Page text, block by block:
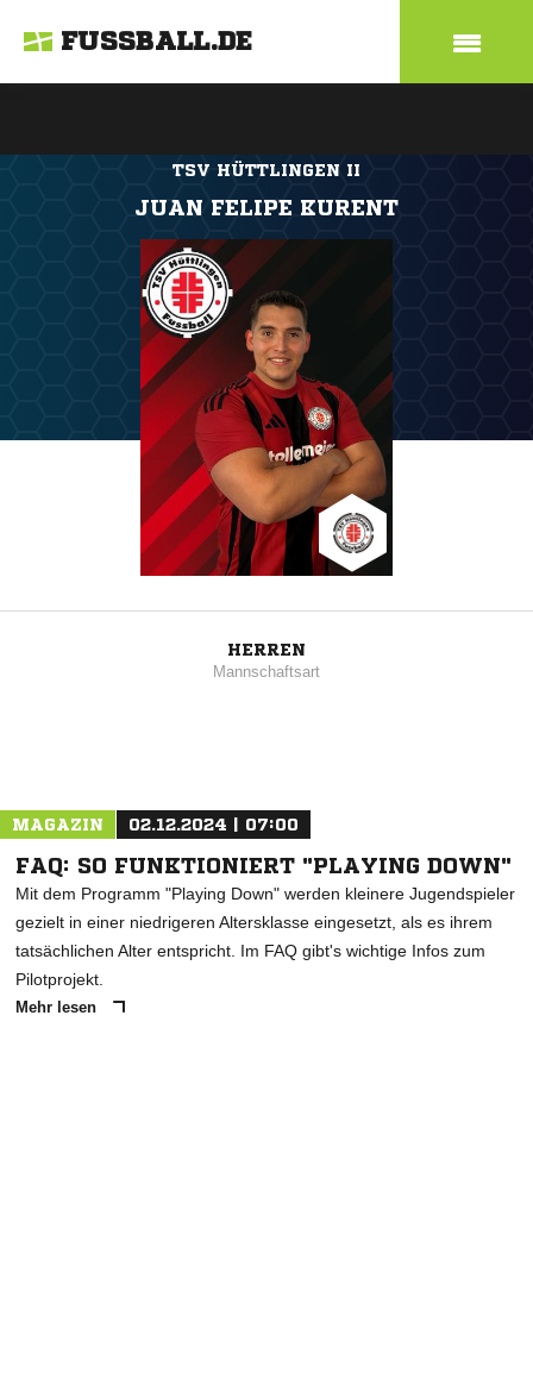
FUSSBALL.DE
TSV HÜTTLINGEN II
JUAN FELIPE KURENT
HERREN
Mannschaftsart
MAGAZIN 02.12.2024 | 07:00
FAQ: SO FUNKTIONIERT "PLAYING DOWN"
Mit dem Programm "Playing Down" werden kleinere Jugendspieler
gezielt in einer niedrigeren Altersklasse eingesetzt, als es ihrem
tatsächlichen Alter entspricht. Im FAQ gibt's wichtige Infos zum
Pilotprojekt.
Mehr lesen